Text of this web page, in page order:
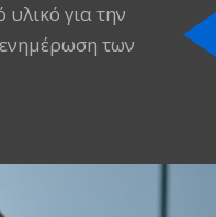
υλικό για την
των